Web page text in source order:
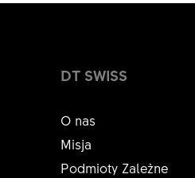
DT SWISS
O nas
Misja
Podmioty Zależne